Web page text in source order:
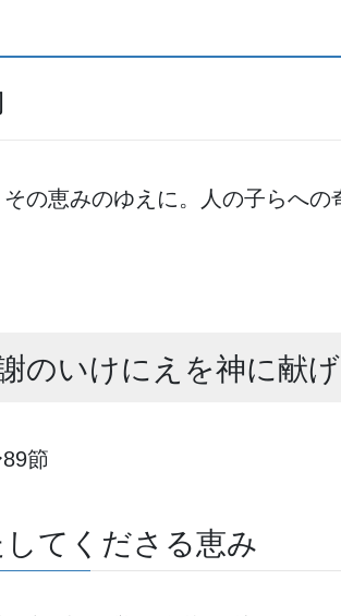
の恵みのゆえに。人の子らへの
のいけにえを神に献げ
節
てくださる恵み